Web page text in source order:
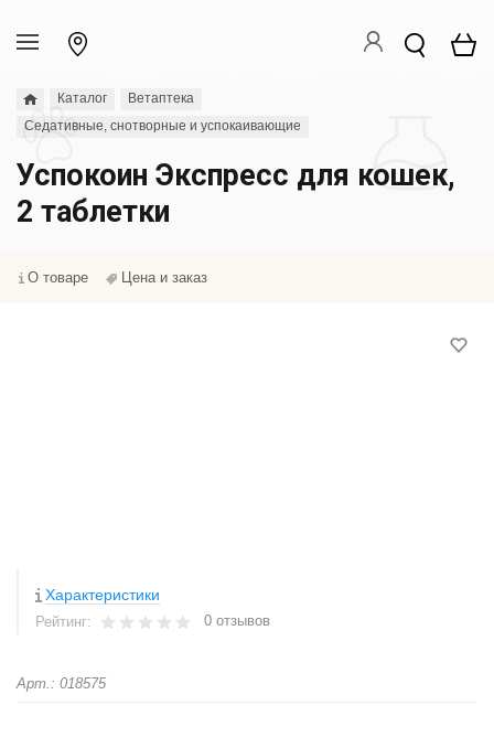
Каталог
Ветаптека
Седативные, снотворные и успокаивающие
Успокоин Экспресс для кошек,
2 таблетки
О товаре Цена и заказ
Характеристики
Рейтинг: 0 отзывов
Арт.: 018575